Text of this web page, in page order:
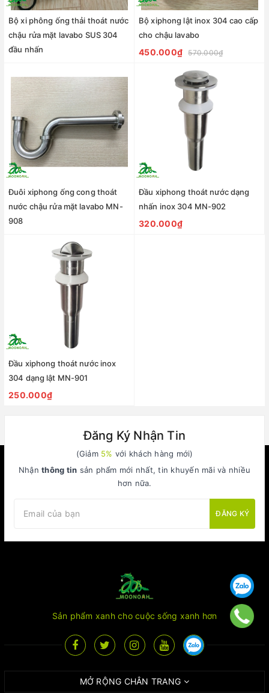
Bộ xi phông ống thải thoát nước
chậu rửa mặt lavabo SUS 304
đầu nhấn
Bộ xiphong lật inox 304 cao cấp
cho chậu lavabo
450.000₫ 570.000₫
Đuôi xiphong ống cong thoát
nước chậu rửa mặt lavabo MN-
908
Đầu xiphong thoát nước dạng
nhấn inox 304 MN-902
320.000₫
Đầu xiphong thoát nước inox
304 dạng lật MN-901
250.000₫
Đăng Ký Nhận Tin
(Giảm 5% với khách hàng mới)
Nhậnthông tin sản phẩm mới nhất, tin khuyến mãi và nhiều
hơn nữa.
ĐĂNG KÝ
Sản phẩm xanh cho cuộc sống xanh hơn
MỞ RỘNG CHÂN TRANG